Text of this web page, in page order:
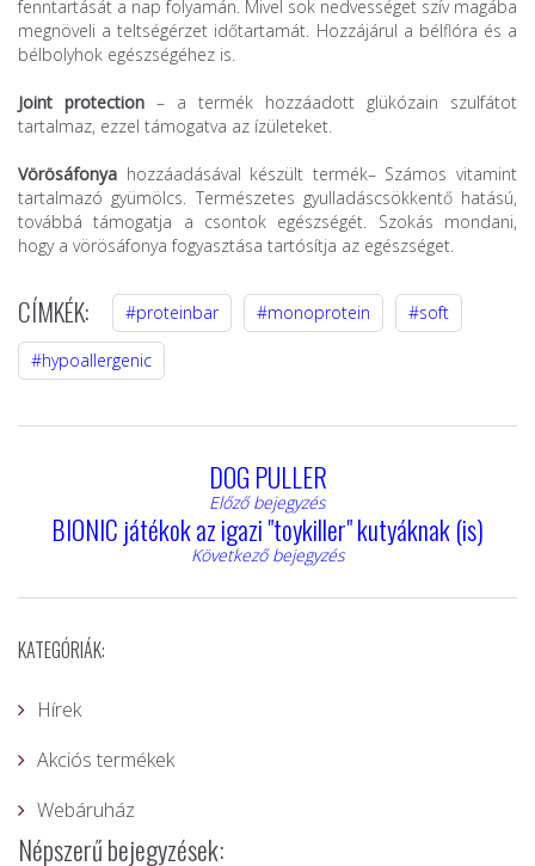
fenntartását a nap folyamán. Mivel sok nedvességet szív magába
megnöveli a teltségérzet időtartamát. Hozzájárul a bélflóra és a
bélbolyhok egészségéhez is.
Joint protection – a termék hozzáadott glükózain szulfátot
tartalmaz, ezzel támogatva az ízületeket.
Vörösáfonya hozzáadásával készült termék– Számos vitamint
tartalmazó gyümölcs. Természetes gyulladáscsökkentő hatású,
továbbá támogatja a csontok egészségét. Szokás mondani,
hogy a vörösáfonya fogyasztása tartósítja az egészséget.
CÍMKÉK: #proteinbar #monoprotein #soft
#hypoallergenic
DOG PULLER
Előző bejegyzés
BIONIC játékok az igazi "toykiller" kutyáknak (is)
Következő bejegyzés
KATEGÓRIÁK:
Hírek
Akciós termékek
Webáruház
Népszerű bejegyzések: